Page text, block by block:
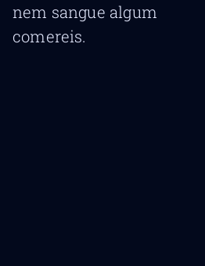
nem sangue algum
comereis.